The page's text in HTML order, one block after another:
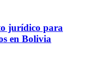
jurídico para
en Bolivia